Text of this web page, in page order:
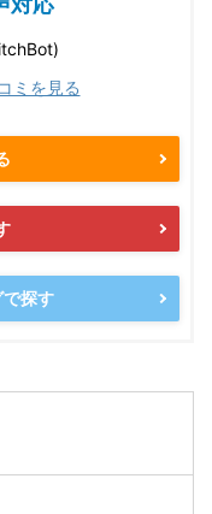
ミを見る
探す